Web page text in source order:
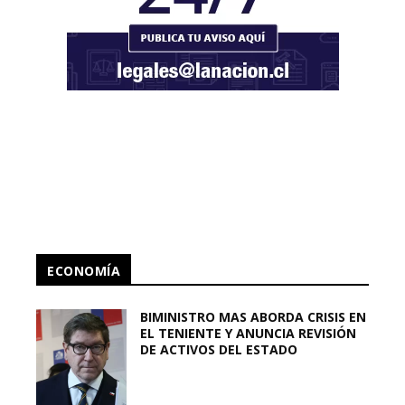
ECONOMÍA
BIMINISTRO MAS ABORDA CRISIS EN
EL TENIENTE Y ANUNCIA REVISIÓN
DE ACTIVOS DEL ESTADO